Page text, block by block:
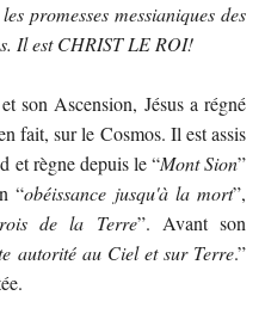
promesses messianiques des
Il est CHRIST LE ROI!
son Ascension, Jésus a régné
fait, sur le Cosmos. Il est assis
et règne depuis le “Mont Sion”
“obéissance jusqu'à la mort”,
de la Terre”. Avant son
autorité au Ciel et sur Terre.”